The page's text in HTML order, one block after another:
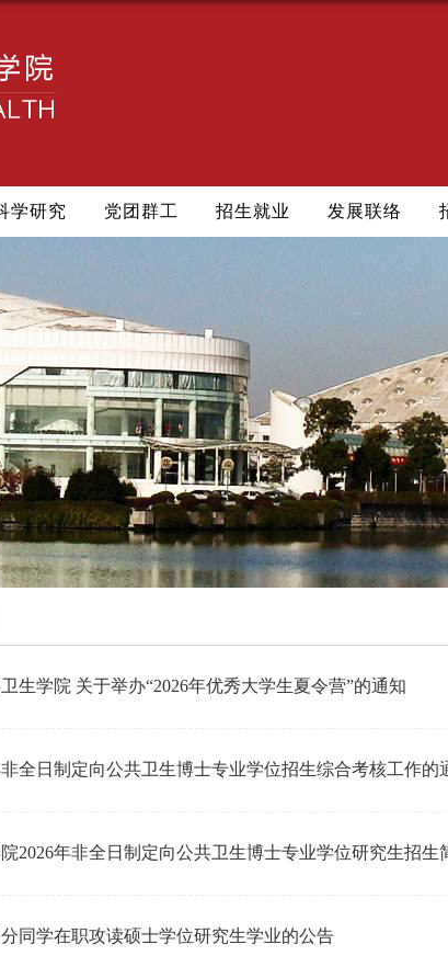
学研究 党团群工 招生就业 发展联络
生学院 关于举办“2026年优秀大学生夏令营”的通知
非全日制定向公共卫生博士专业学位招生综合考核工作的
2026年非全日制定向公共卫生博士专业学位研究生招生
同学在职攻读硕士学位研究生学业的公告